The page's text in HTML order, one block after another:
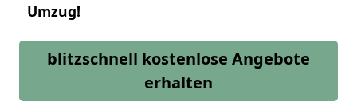
Umzug!
blitzschnell kostenlose Angebote
erhalten